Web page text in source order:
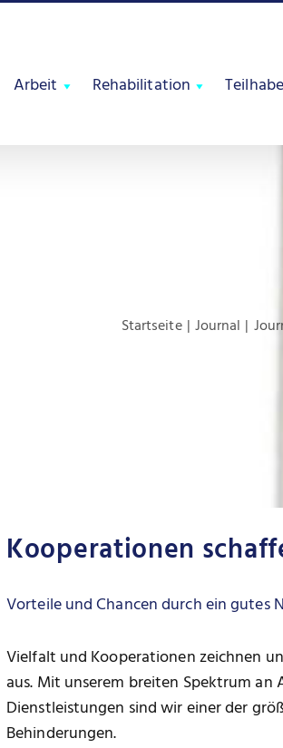
Arbeit Rehabilitation Teilhabe
Startseite Journal
Kooperationen
Vorteile und Chancen durch ein gutes
Vielfalt und Kooperationen zeichnen
aus. Mit unserem breiten Spektrum
Dienstleistungen sind wir einer der
Behinderungen.